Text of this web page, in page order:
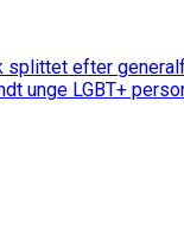
splittet efter
unge LGBT+